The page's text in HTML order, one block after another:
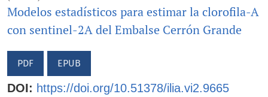
Modelos estadísticos para estimar la clorofila-A
con sentinel-2A del Embalse Cerrón Grande
PDF EPUB
DOI: https://doi.org/10.51378/ilia.vi2.9665